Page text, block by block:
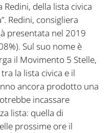
della lista civica
Redini, consigliera
presentata nel 2019
Sul suo nome è
il Movimento 5 Stelle,
la lista civica e il
ancora prodotto una
incassare
lista: quella di
prossime ore il